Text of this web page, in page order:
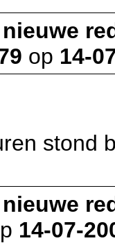
op 14-
stond
14-07-